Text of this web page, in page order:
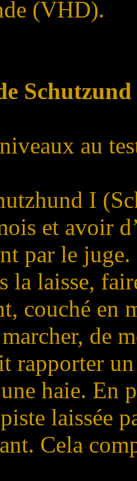
(VHD).
Schutzund
au
I
et avoir
par le
la laisse,
couché en
de
rapporter
haie. En
laissée
Cela